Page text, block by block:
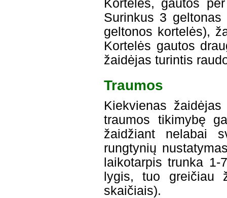
Kortelės, gautos
Surinkus 3
geltonos kortelės),
Kortelės gautos
žaidėjas turintis
Traumos
Kiekvienas
traumos tikimybę
žaidžiant nelabai
rungtynių
laikotarpis trunka
lygis, tuo greičiau
skaičiais).